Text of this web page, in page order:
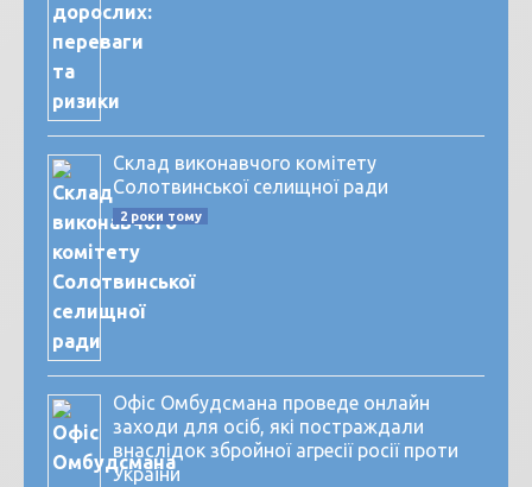
Склад виконавчого комітету
Солотвинської селищної ради
2 роки тому
Офіс Омбудсмана проведе онлайн
заходи для осіб, які постраждали
внаслідок збройної агресії росії проти
України